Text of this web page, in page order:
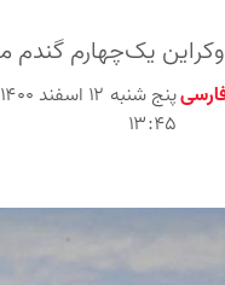
یک‌چهارم گندم
۱۳:۴۵